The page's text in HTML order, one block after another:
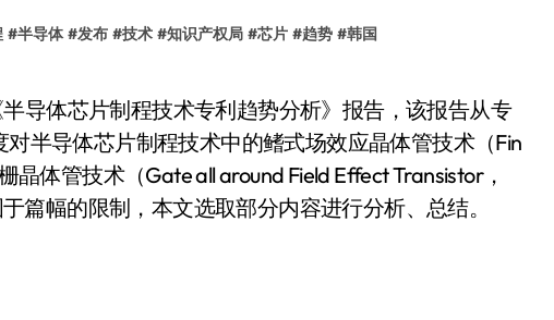
#半导体 #发布 #技术 #知识产权局 #芯片 #趋势 #韩国
半导体芯片制程技术中的鳍式场效应晶体管技术（Fin
晶体管技术（Gate all around Field Effect Transistor，
篇幅的限制，本文选取部分内容进行分析、总结。